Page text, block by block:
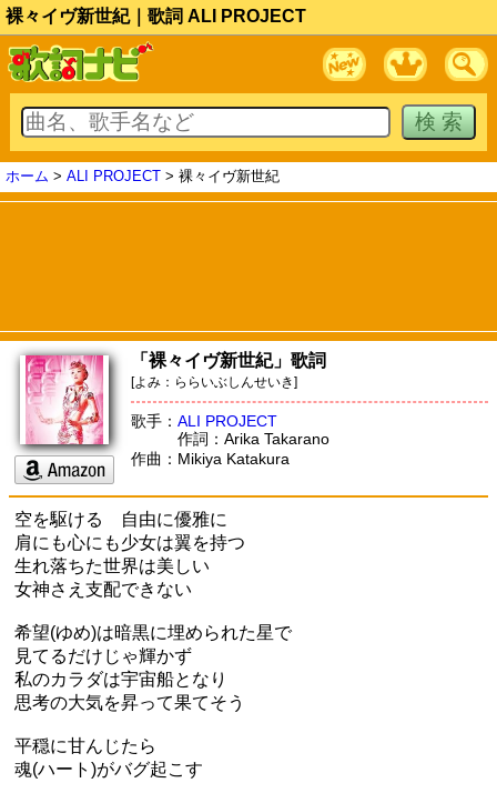
裸々イヴ新世紀｜歌詞 ALI PROJECT
ホーム > ALI PROJECT > 裸々イヴ新世紀
「裸々イヴ新世紀」歌詞
[よみ：ららいぶしんせいき]
歌手： ALI PROJECT
作詞：Arika Takarano
作曲：Mikiya Katakura
空を駆ける 自由に優雅に
肩にも心にも少女は翼を持つ
生れ落ちた世界は美しい
女神さえ支配できない
希望(ゆめ)は暗黒に埋められた星で
見てるだけじゃ輝かず
私のカラダは宇宙船となり
思考の大気を昇って果てそう
平穏に甘んじたら
魂(ハート)がバグ起こす